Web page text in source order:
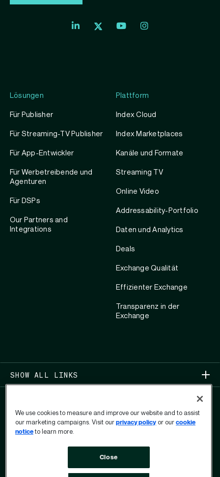
Lösungen
Für Publisher
Für Streaming-TV Publisher
Für App-Entwickler
Für Werbetreibende und
Agenturen
Für DSPs
Our Partners and
Integrations
Plattform
Index Cloud
Index Marketplaces
Kanäle und Formate
Streaming TV
Online Video
Addressability-Portfolio
Daten und Analytics
Deals
Exchange Qualität
Effizienter Exchange
Transparenz in der
Exchange
SHOW ALL LINKS
FORMULAR FÜR DATENSCHUTZRECHTE
We use cookies to measure and improve our website and to assist
our marketing campaigns. Visit our privacy policy or ourcookie
noticeto learn more.
Close